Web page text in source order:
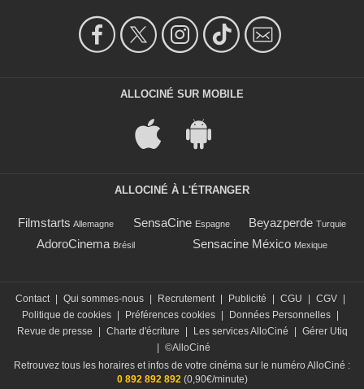
ALLOCINÉ SUR MOBILE
ALLOCINÉ À L'ÉTRANGER
Filmstarts Allemagne SensaCine Espagne Beyazperde Turquie
AdoroCinema Brésil Sensacine México Mexique
Contact Qui sommes-nous Recrutement Publicité CGU CGV
Politique de cookies
Préférences cookies Données Personnelles
Revue de presse
Charte d'écriture Les services AlloCiné
Gérer Utiq
©AlloCiné
Retrouvez tous les horaires et infos de votre cinéma sur le numéro AlloCiné :
0 892 892 892(0,90€/minute)